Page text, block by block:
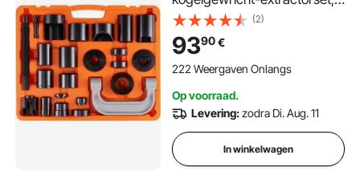
520 x 430 x 90 mm,
universele kogelgewricht-
uitpersset, koolstofstalen
autogereedschapsset met
(2)
9390€
222 Weergaven Onlangs
Op voorraad.
Levering:zodra Di. Aug. 11
In winkelwagen